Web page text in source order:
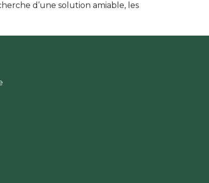
d’une solution amiable, les